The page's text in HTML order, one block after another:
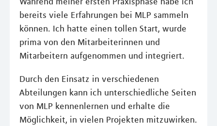
bereits viele Erfahrungen bei MLP sammeln
können. Ich hatte einen tollen Start, wurde
prima von den Mitarbeiterinnen und
Mitarbeitern aufgenommen und integriert.
Durch den Einsatz in verschiedenen
Abteilungen kann ich unterschiedliche Seiten
von MLP kennenlernen und erhalte die
Möglichkeit, in vielen Projekten mitzuwirken.